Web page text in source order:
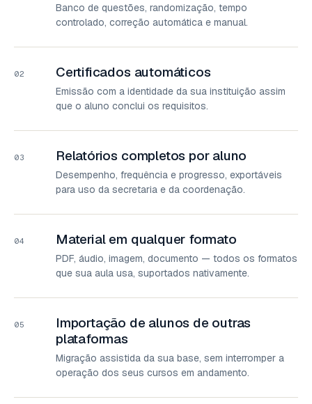
Banco de questões, randomização, tempo
controlado, correção automática e manual.
02 Certificados automáticos
Emissão com a identidade da sua instituição assim
que o aluno conclui os requisitos.
03 Relatórios completos por aluno
Desempenho, frequência e progresso, exportáveis
para uso da secretaria e da coordenação.
04 Material em qualquer formato
PDF, áudio, imagem, documento — todos os formatos
que sua aula usa, suportados nativamente.
05
Importação de alunos de outras
plataformas
Migração assistida da sua base, sem interromper a
operação dos seus cursos em andamento.